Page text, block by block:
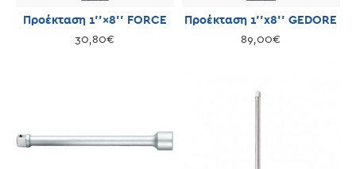
Προέκταση 1''×8'' FORCE
30,80€
Προέκταση 1''x8'' GEDORE
89,00€